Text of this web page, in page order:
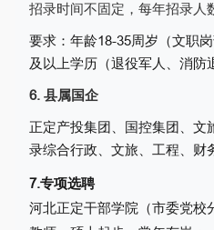
招录时间不固定，每年招录人
要求：年龄18-35周岁（文职
及以上学历（退役军人、消防
6. 县属国企
正定产投集团、国控集团、文
录综合行政、文旅、工程、财
7.专项选聘
河北正定干部学院（市委党校